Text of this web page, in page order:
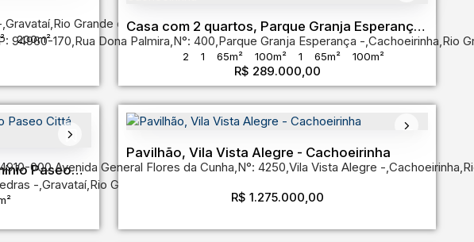
,Gravataí,Rio Grande do Sul,Brasil
200m²
Casa com 2 quartos, Parque Granja Esperança
- Cachoeirinha
R$ 289.000,00
94960-170,Rua Dona Palmira,N°: 400,Parque Granja Esperança ,Cachoeirinha,Rio
2 1 65m² 100m² 1 65m² 100m²
Paseo
,Gravataí,Rio Grande do Sul
Pavilhão, Vila Vista Alegre - Cachoeirinha
R$ 1.275.000,00
000,Avenida General Flores da Cunha,N°: 4250,Vila Vista Alegre ,Cachoeirinha,